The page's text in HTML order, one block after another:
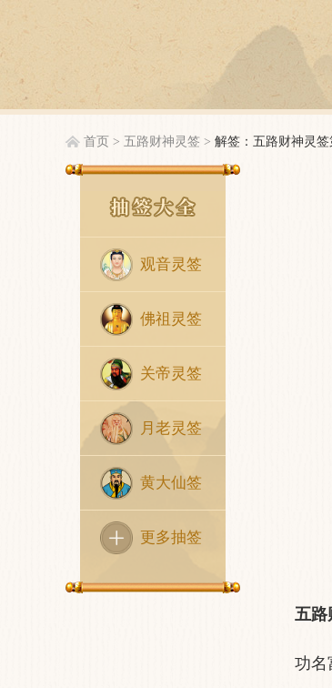
观音灵签
佛祖灵签
关帝灵签
月老灵签
黄大仙签
更多抽签
首页 > 五路财神灵签 > 解签：五路财神灵签
五路
功名